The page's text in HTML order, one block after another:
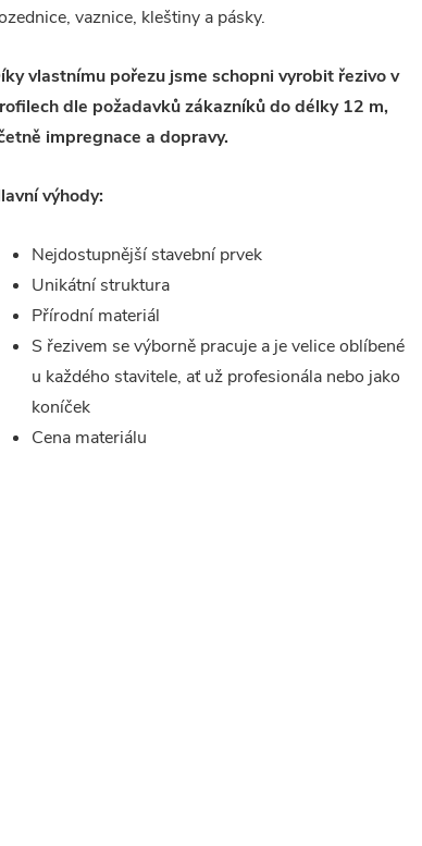
vaznice, kleštiny a pásky.
vlastnímu pořezu jsme schopni vyrobit řezivo v
dle požadavků zákazníků do délky 12 m,
impregnace a dopravy.
výhody:
Nejdostupnější stavební prvek
Unikátní struktura
Přírodní materiál
S řezivem se výborně pracuje a je velice oblíbené
u každého stavitele, ať už profesionála nebo jako
koníček
Cena materiálu